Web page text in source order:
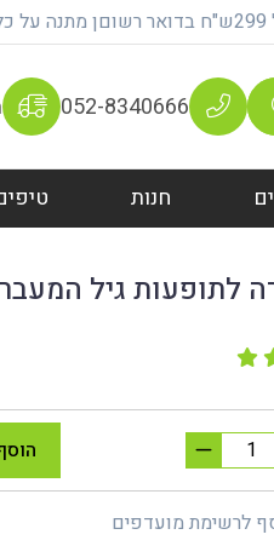
052-8340666
חנות
לתופעות גיל המעבר
לרשימת מועדפים